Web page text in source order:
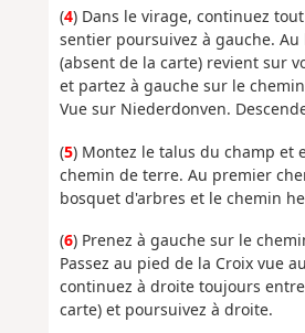
(4) Dans le virage, continuez
sentier poursuivez à gauche.
(absent de la carte) revient sur
et partez à gauche sur le
Vue sur Niederdonven.
(5) Montez le talus du champ et
chemin de terre. Au premier
bosquet d'arbres et le chemin
(6) Prenez à gauche sur le
Passez au pied de la Croix vue
continuez à droite toujours
carte) et poursuivez à droite.